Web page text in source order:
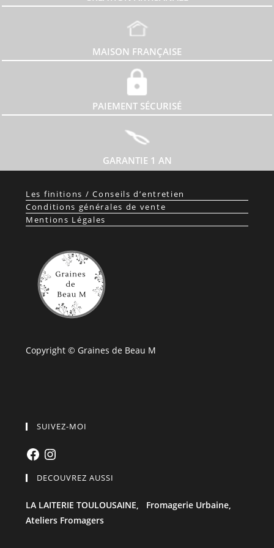
MAISON FRANÇAISE
PAIEMENT SÉCURISÉ
GARANTIE 1 AN
Les finitions / Conseils d’entretien
Conditions générales de vente
Mentions Légales
Copyright © Graines de Beau M
SUIVEZ-MOI
FacebookInstagram
DECOUVREZ AUSSI
LA LAITERIE TOULOUSAINE, Fromagerie Urbaine,
Ateliers Fromagers